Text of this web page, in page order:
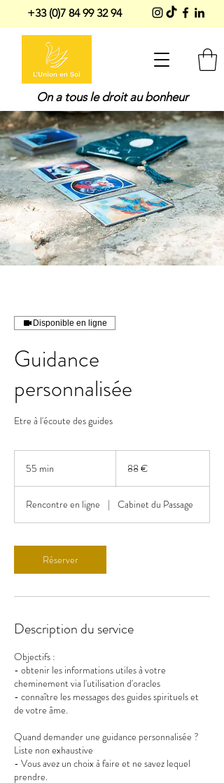
On a tous le droit au bonheur
+33 (0)7 84 99 32 94
Disponible en ligne
Guidance
personnalisée
Etre à l'écoute des guides
55 min
i
n
88 €
Rencontre en ligne | Cabinet du Passage
Réserver
Description du service
Objectifs :
- obtenir les informations utiles à votre
cheminement via l'utilisation d'oracles
- connaître les messages des guides spirituels et
de votre âme.
Quand demander une guidance personnalisée ?
Liste non exhaustive
- Vous avez un choix à faire et ne savez lequel
prendre.